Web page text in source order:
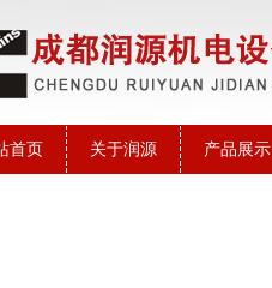
首页 关于润源 产品展示